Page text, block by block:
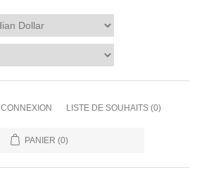
CONNEXION LISTE DE SOUHAITS (0)
PANIER (0)